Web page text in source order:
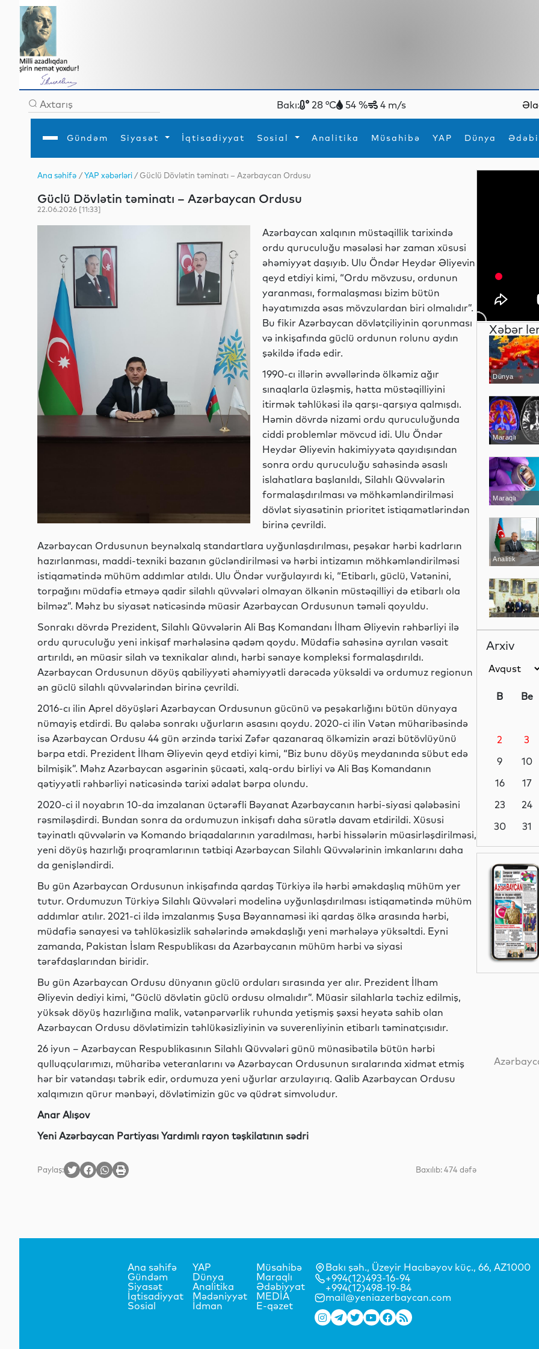
Bakı: 28 °C 54 % 4 m/s
Gündəm Siyasət İqtisadiyyat Sosial Analitika Müsahibə YAP Dünya
Gündəm
İqtisadiyyat
Analitika
Müsahibə
MEDİA
Xarici siyasətTurizm
Hadisə
Diaspor
İdman
Ana səhifə /YAP xəbərləri / Güclü Dövlətin təminatı – Azərbaycan Ordusu
Güclü Dövlətin təminatı – Azərbaycan Ordusu
22.06.2026 [11:33]
Azərbaycan xalqının müstəqillik tarixində
ordu quruculuğu məsələsi hər zaman xüsusi
əhəmiyyət daşıyıb. Ulu Öndər Heydər Əliyevin
qeyd etdiyi kimi, “Ordu mövzusu, ordunun
yaranması, formalaşması bizim bütün
həyatımızda əsas mövzulardan biri olmalıdır”.
Bu fikir Azərbaycan dövlətçiliyinin qorunması
və inkişafında güclü ordunun rolunu aydın
şəkildə ifadə edir.
1990-cı illərin əvvəllərində ölkəmiz ağır
sınaqlarla üzləşmiş, hətta müstəqilliyini
itirmək təhlükəsi ilə qarşı-qarşıya qalmışdı.
Həmin dövrdə nizami ordu quruculuğunda
ciddi problemlər mövcud idi. Ulu Öndər
Heydər Əliyevin hakimiyyətə qayıdışından
sonra ordu quruculuğu sahəsində əsaslı
islahatlara başlanıldı, Silahlı Qüvvələrin
formalaşdırılması və möhkəmləndirilməsi
dövlət siyasətinin prioritet istiqamətlərindən
birinə çevrildi.
Azərbaycan Ordusunun beynəlxalq standartlara uyğunlaşdırılması, peşəkar hərbi kadrların
hazırlanması, maddi-texniki bazanın gücləndirilməsi və hərbi intizamın möhkəmləndirilməsi
istiqamətində mühüm addımlar atıldı. Ulu Öndər vurğulayırdı ki, “Etibarlı, güclü, Vətənini,
torpağını müdafiə etməyə qadir silahlı qüvvələri olmayan ölkənin müstəqilliyi də etibarlı ola
bilməz”. Məhz bu siyasət nəticəsində müasir Azərbaycan Ordusunun təməli qoyuldu.
Sonrakı dövrdə Prezident, Silahlı Qüvvələrin Ali Baş Komandanı İlham Əliyevin rəhbərliyi ilə
ordu quruculuğu yeni inkişaf mərhələsinə qədəm qoydu. Müdafiə sahəsinə ayrılan vəsait
artırıldı, ən müasir silah və texnikalar alındı, hərbi sənaye kompleksi formalaşdırıldı.
Azərbaycan Ordusunun döyüş qabiliyyəti əhəmiyyətli dərəcədə yüksəldi və ordumuz regionun
ən güclü silahlı qüvvələrindən birinə çevrildi.
2016-cı ilin Aprel döyüşləri Azərbaycan Ordusunun gücünü və peşəkarlığını bütün dünyaya
nümayiş etdirdi. Bu qələbə sonrakı uğurların əsasını qoydu. 2020-ci ilin Vətən müharibəsində
isə Azərbaycan Ordusu 44 gün ərzində tarixi Zəfər qazanaraq ölkəmizin ərazi bütövlüyünü
bərpa etdi. Prezident İlham Əliyevin qeyd etdiyi kimi, “Biz bunu döyüş meydanında sübut edə
bilmişik”. Məhz Azərbaycan əsgərinin şücaəti, xalq-ordu birliyi və Ali Baş Komandanın
qətiyyətli rəhbərliyi nəticəsində tarixi ədalət bərpa olundu.
2020-ci il noyabrın 10-da imzalanan üçtərəfli Bəyanat Azərbaycanın hərbi-siyasi qələbəsini
rəsmiləşdirdi. Bundan sonra da ordumuzun inkişafı daha sürətlə davam etdirildi. Xüsusi
təyinatlı qüvvələrin və Komando briqadalarının yaradılması, hərbi hissələrin müasirləşdirilməsi,
yeni döyüş hazırlığı proqramlarının tətbiqi Azərbaycan Silahlı Qüvvələrinin imkanlarını daha
da genişləndirdi.
Bu gün Azərbaycan Ordusunun inkişafında qardaş Türkiyə ilə hərbi əməkdaşlıq mühüm yer
tutur. Ordumuzun Türkiyə Silahlı Qüvvələri modelinə uyğunlaşdırılması istiqamətində mühüm
addımlar atılır. 2021-ci ildə imzalanmış Şuşa Bəyannaməsi iki qardaş ölkə arasında hərbi,
müdafiə sənayesi və təhlükəsizlik sahələrində əməkdaşlığı yeni mərhələyə yüksəltdi. Eyni
zamanda, Pakistan İslam Respublikası da Azərbaycanın mühüm hərbi və siyasi
tərəfdaşlarından biridir.
Bu gün Azərbaycan Ordusu dünyanın güclü orduları sırasında yer alır. Prezident İlham
Əliyevin dediyi kimi, “Güclü dövlətin güclü ordusu olmalıdır”. Müasir silahlarla təchiz edilmiş,
yüksək döyüş hazırlığına malik, vətənpərvərlik ruhunda yetişmiş şəxsi heyətə sahib olan
Azərbaycan Ordusu dövlətimizin təhlükəsizliyinin və suverenliyinin etibarlı təminatçısıdır.
26 iyun – Azərbaycan Respublikasının Silahlı Qüvvələri günü münasibətilə bütün hərbi
qulluqçularımızı, müharibə veteranlarını və Azərbaycan Ordusunun sıralarında xidmət etmiş
hər bir vətəndaşı təbrik edir, ordumuza yeni uğurlar arzulayırıq. Qalib Azərbaycan Ordusu
xalqımızın qürur mənbəyi, dövlətimizin güc və qüdrət simvoludur.
Anar Alışov
Yeni Azərbaycan Partiyası Yardımlı rayon təşkilatının sədri
Paylaş: Baxılıb: 474 dəfə
Xəbər
Dünya
Maraqlı
Maraqlı
Analitik
Siyasət
Siyasət
Dünya
Dünya
Dünya
Arxiv
B Be
2
3
9
10
16
17
23
24
30
31
Ana səhifə
Gündəm
Siyasət
İqtisadiyyat
Sosial
YAP
Dünya
Analitika
Mədəniyyət
İdman
Müsahibə
Maraqlı
Ədəbiyyat
MEDİA
E-qəzet
Bakı şəh., Üzeyir Hacıbəyov küç., 66, AZ1000
+994(12)493-16-94
+994(12)498-19-84
mail@yeniazerbaycan.com